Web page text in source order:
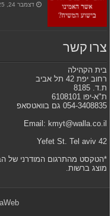
דצמבר 24, 2025
צרו קשר
בית הקהילה
רחוב יפת 42 תל אביב
ת.ד. 8185
ת"א-יפו 6108101
054-3408835 גם בוואטסאפ
Email: kmyt@walla.co.il
42 Yefet St. Tel aviv
*הטקסט מהתרגום המודרני של
מוצג ברשות.